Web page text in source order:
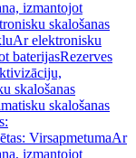
izmantojot
skalošanas
Ar elektronisku
baterijasRezerves
skalošanas
skalošanas
VirsapmetumaAr
izmantojot